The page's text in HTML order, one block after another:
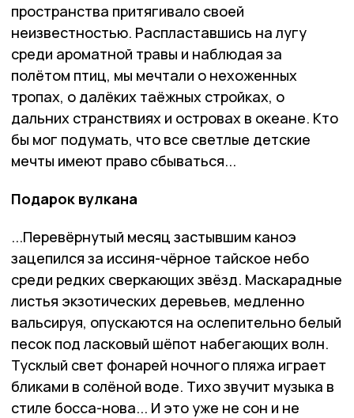
пространства притягивало своей
неизвестностью. Распластавшись на лугу
среди ароматной травы и наблюдая за
полётом птиц, мы мечтали о нехоженных
тропах, о далёких таёжных стройках, о
дальних странствиях и островах в океане. Кто
бы мог подумать, что все светлые детские
мечты имеют право сбываться...
Подарок вулкана
...Перевёрнутый месяц застывшим каноэ
зацепился за иссиня-чёрное тайское небо
среди редких сверкающих звёзд. Маскарадные
листья экзотических деревьев, медленно
вальсируя, опускаются на ослепительно белый
песок под ласковый шёпот набегающих волн.
Тусклый свет фонарей ночного пляжа играет
бликами в солёной воде. Тихо звучит музыка в
стиле босса-нова... И это уже не сон и не